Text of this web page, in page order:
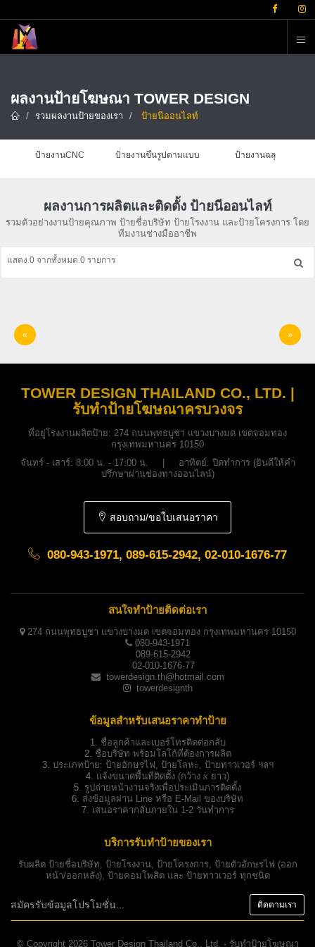
ผลงานป้ายโฆษณา TOWER DESIGN
รวมผลงานป้ายของเรา ป้ายนีออนไลท์
ป้ายงานCNC ป้ายงานขึ้นรูปตามแบบ ป้ายงานฉลุ
ผลงานการผลิตและติดตั้ง ป้ายนีออนไลท์
รวมตัวอย่างงานป้ายคุณภาพ ป้ายชื่อบริษัท ป้ายโรงงาน และป้ายโครงการ โดย
ทีมงานช่างมืออาชีพ
แสดง 0 จากทั้งหมด 0 รายการ
« »
TOWER DESIGN THAILAND CO., LTD. |
รับทำป้ายโฆษณาครบวงจร
ที่อยู่โรงงานผลิตป้าย: 274 ถนนพุทธบูชา แขวงบางมด เขตจอมทอง
กรุงเทพมหานคร 10150
จันทร์ - เสาร์: 8:00 น. - 17:00 น. | อาทิตย์: ปิดทำการ (ยินดีให้คำ
ปรึกษาผ่านช่องทางออนไลน์)
สอบถาม/ขอใบเสนอราคา
080-943-1971, 089-615-2942, 02-010-1676-77
สนใจทำป้ายติดต่อเรา
274 ถนนพุทธบูชา แขวงบางมด เขตจอมทอง กรุงเทพมหานคร 10150
080-943-1971
089-615-2942
02-010-1676-77
towerdesign.th@hotmail.com
towerdesignth
ข้อมูลสำหรับเสนอราคาทำป้าย
1. ชื่อลูกค้าและเบอร์โทรติดต่อกลับ
2. ชื่อบริษัท พร้อมโลโก้ที่ต้องการผลิต
3. ประเภทป้าย: ป้ายอักษรไฟ, ป้ายโลหะ, ป้ายทาวเวอร์ ฯลฯ
4. แจ้งขนาดพื้นที่ติดตั้ง (กว้าง x ยาว)
5. รูปถ่ายหน้างานจริงเพื่อประเมินการติดตั้ง
6. ส่งข้อมูลผ่าน Line หรือ E-Mail ของบริษัท
7. เสนอราคากลับภายใน 1-2 วันทำการ
บริการรับทำป้ายของเรา
รับผลิต ป้ายชื่อบริษัท, ป้ายโรงงาน, ป้ายโครงการ, ป้ายตัวอักษรไฟ (ออก
หน้า/ออกหลัง), ป้ายคอมโพสิตและ ป้ายทาวเวอร์ทุกชนิด
© Copyright 2026 Tower Design Thailand Co., Ltd. - รับทำป้ายโฆษณา